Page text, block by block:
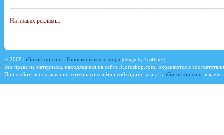
На правах рекламы:
© 2008 | iGoroskop.com - Гороскопы всего мира (design by TpaBkuH)
Все права на материалы, находящиеся на сайте iGoroskop.com , охраняются в
При любом использовании материалов сайта необходимо указать iGoroskop.com в